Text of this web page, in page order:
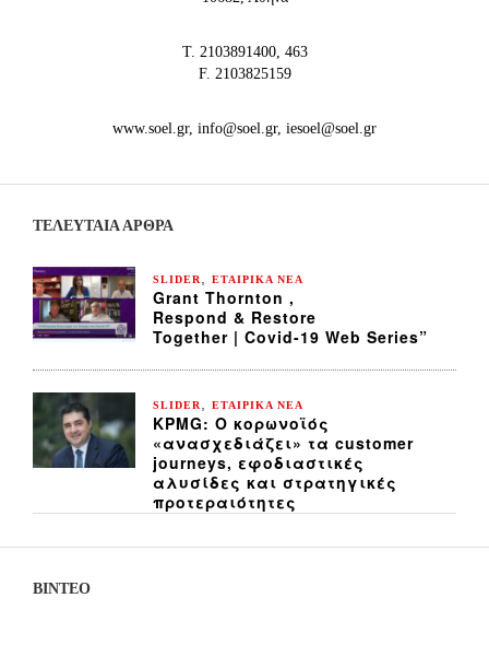
Τ. 2103891400, 463
F. 2103825159
www.soel.gr, info@soel.gr, iesoel@soel.gr
ΤΕΛΕΥΤΑΙΑ ΆΡΘΡΑ
SLIDER ΕΤΑΙΡΙΚΑ ΝΕΑ
Grant Thornton ,
Respond & Restore
Together | Covid-19 Web Series”
SLIDER ΕΤΑΙΡΙΚΑ ΝΕΑ
KPMG: Ο κορωνοϊός
«ανασχεδιάζει» τα customer
journeys, εφοδιαστικές
αλυσίδες και στρατηγικές
προτεραιότητες
ΒΙΝΤΕΟ